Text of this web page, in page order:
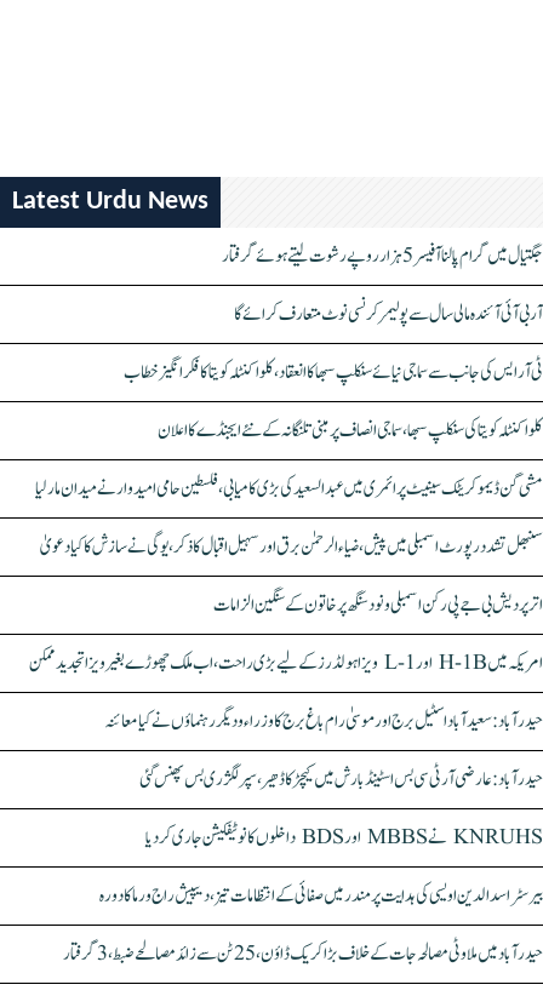
Latest Urdu News
جگتیال میں گرام پالنا آفیسر 5 ہزار روپے رشوت لیتے ہوئے گرفتار
آر بی آئی آئندہ مالی سال سے پولیمر کرنسی نوٹ متعارف کرائے گا
ٹی آر ایس کی جانب سے سماجی نیائے سنکلپ سبھا کا انعقاد، کلواکنٹلہ کویتا کا فکر انگیز خطاب
کلواکنٹلہ کویتا کی سنکلپ سبھا، سماجی انصاف پر مبنی تلنگانہ کے نئے ایجنڈے کا اعلان
مشی گن ڈیموکریٹک سینیٹ پرائمری میں عبدالسعید کی بڑی کامیابی، فلسطین حامی امیدوار نے میدان مار لیا
سنبھل تشدد رپورٹ اسمبلی میں پیش، ضیاء الرحمٰن برق اور سہیل اقبال کا ذکر، یوگی نے سازش کا کیا دعویٰ
اتر پردیش بی جے پی رکن اسمبلی ونود سنگھ پر خاتون کے سنگین الزامات
امریکہ میں H-1B اور L-1 ویزا ہولڈرز کے لیے بڑی راحت، اب ملک چھوڑے بغیر ویزا تجدید ممکن
حیدرآباد: سعیدآباد اسٹیل برج اور موسیٰ رام باغ برج کا وزراء و دیگر رہنماؤں نے کیا معائنہ
حیدرآباد: عارضی آر ٹی سی بس اسٹینڈ بارش میں کیچڑ کا ڈھیر، سپر لگژری بس پھنس گئی
KNRUHS نے MBBS اور BDS داخلوں کا نوٹیفکیشن جاری کر دیا
بیرسٹر اسدالدین اویسی کی ہدایت پر مندر میں صفائی کے انتظامات تیز، دیپیش راج ورما کا دورہ
حیدرآباد میں ملاوٹی مصالحہ جات کے خلاف بڑا کریک ڈاؤن، 25 ٹن سے زائد مصالحے ضبط، 3 گرفتار